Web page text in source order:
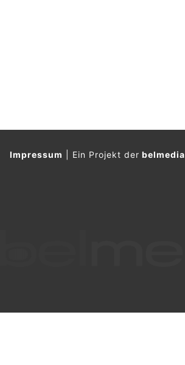
Impressum Ein Projekt derbelmedia